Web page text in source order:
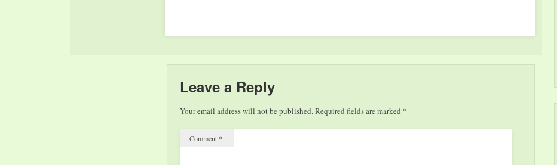
Leave a Reply
Your email address will not be published.Required fields are marked *
Comment *